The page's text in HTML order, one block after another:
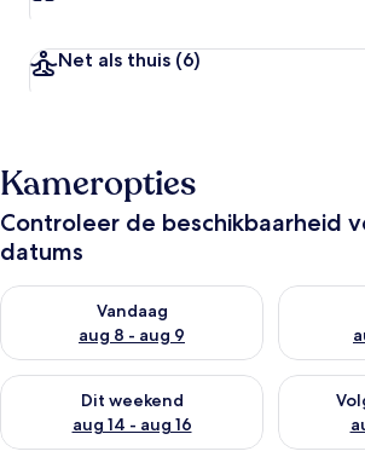
Net als thuis (6)
Kameropties
Controleer de beschikbaarheid
datums
Vandaag
aug 8 - aug 9
De beschikbaarheid controleren voor
De
Dit weekend
aug 14 - aug 16
De beschikbaarheid controleren voor dit
De